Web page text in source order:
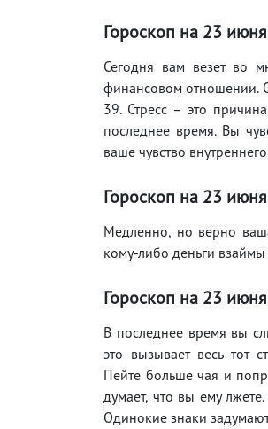
Гороскоп на 23
Сегодня вам везет во
финансовом отношении.
39. Стресс – это
последнее время. Вы
ваше чувство
Гороскоп на 23
Медленно, но верно
кому-либо деньги
Гороскоп на 23
В последнее время вы
это вызывает весь тот
Пейте больше чая и
думает, что вы ему
Одинокие знаки